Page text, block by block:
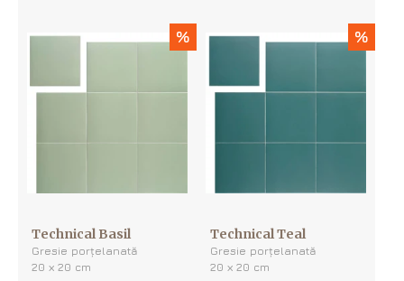
%
Technical Basil
Gresie porțelanată
20 х 20 cm
%
Technical Teal
Gresie porțelanată
20 х 20 cm